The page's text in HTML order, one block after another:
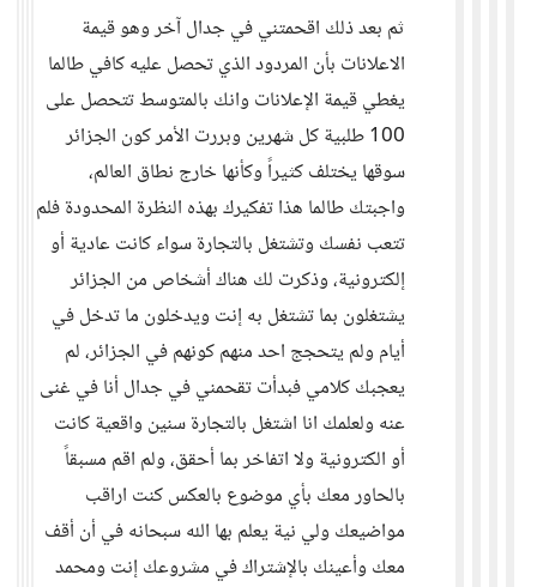
ثم بعد ذلك اقحمتني في جدال آخر وهو قيمة
الاعلانات بأن المردود الذي تحصل عليه كافي طالما
يغطي قيمة الإعلانات وانك بالمتوسط تتحصل على
100 طلبية كل شهرين وبررت الأمر كون الجزائر
سوقها يختلف كثيراً وكأنها خارج نطاق العالم،
واجبتك طالما هذا تفكيرك بهذه النظرة المحدودة فلم
تتعب نفسك وتشتغل بالتجارة سواء كانت عادية أو
إلكترونية، وذكرت لك هناك أشخاص من الجزائر
يشتغلون بما تشتغل به إنت ويدخلون ما تدخل في
أيام ولم يتحجج احد منهم كونهم في الجزائر، لم
يعجبك كلامي فبدأت تقحمني في جدال أنا في غنى
عنه ولعلمك انا اشتغل بالتجارة سنين واقعية كانت
أو الكترونية ولا اتفاخر بما أحقق، ولم اقم مسبقاً
بالحاور معك بأي موضوع بالعكس كنت اراقب
مواضيعك ولي نية يعلم بها الله سبحانه في أن أقف
معك وأعينك بالإشتراك في مشروعك إنت ومحمد